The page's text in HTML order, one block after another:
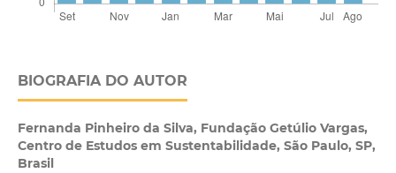
BIOGRAFIA DO AUTOR
Fernanda Pinheiro da Silva, Fundação Getúlio Vargas,
Centro de Estudos em Sustentabilidade, São Paulo, SP,
Brasil